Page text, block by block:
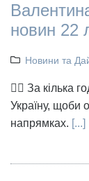
новин 22
Новини та
👉🏻 За кілька
Україну, щоби
напрямках. [...]